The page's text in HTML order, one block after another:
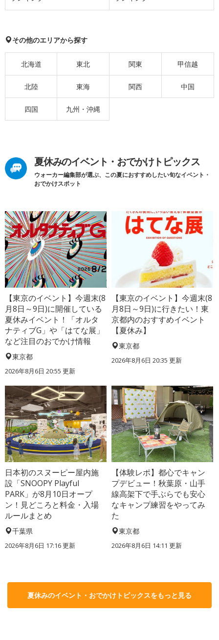
その他のエリアから探す
北海道 東北 関東 甲信越
北陸 東海 関西 中国
四国 九州・沖縄
夏休みのイベント・おでかけトピックス
ウォーカー編集部が選ぶ、この夏におすすめしたい旬なイベント・
おでかけスポット
【東京のイベント】今週末(8
月8日～9日)に開催している
夏休みイベント！「オルタ
ナティブG」や「はてな展」
など注目のおでかけ情報
東京都
2026年8月6日 20:55 更新
【東京のイベント】今週末(8
月8日～9日)に行きたい！東
京都内のおすすめイベント
【夏休み】
東京都
2026年8月6日 20:35 更新
日本初のスヌーピー屋内施
設「SNOOPY Playful
PARK」が8月10日オープ
ン！見どころと料金・入場
ルールまとめ
千葉県
2026年8月6日 17:16更新
【体験レポ】都心でキャン
プデビュー！秋葉原・山手
線高架下で手ぶらでも安心
なキャンプ練習をやってみ
た
東京都
2026年8月6日 14:11 更新
夏休みのイベント・おでかけトピックスをもっと見る